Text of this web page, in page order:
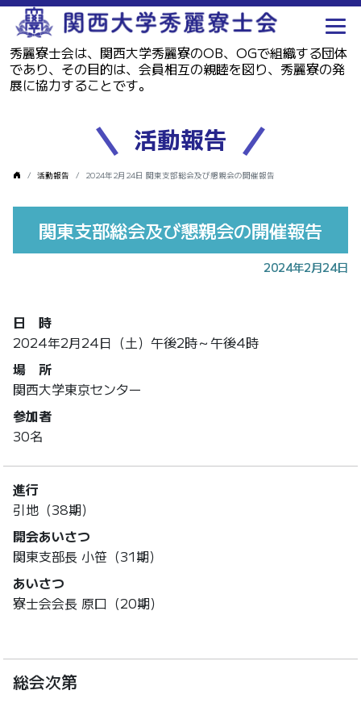
秀麗寮士会は、関西大学秀麗寮のOB、OGで組織する団体
であり、その目的は、会員相互の親睦を図り、秀麗寮の発
展に協力することです。
活動報告
活動報告 2024年2月24日 関東支部総会及び懇親会の開催報告
関東支部総会及び懇親会の開催報告
2024年2月24日
日 時
2024年2月24日（土）午後2時～午後4時
場 所
関西大学東京センター
参加者
30名
進行
引地（38期）
開会あいさつ
関東支部長 小笹（31期）
あいさつ
寮士会会長 原口（20期）
総会次第